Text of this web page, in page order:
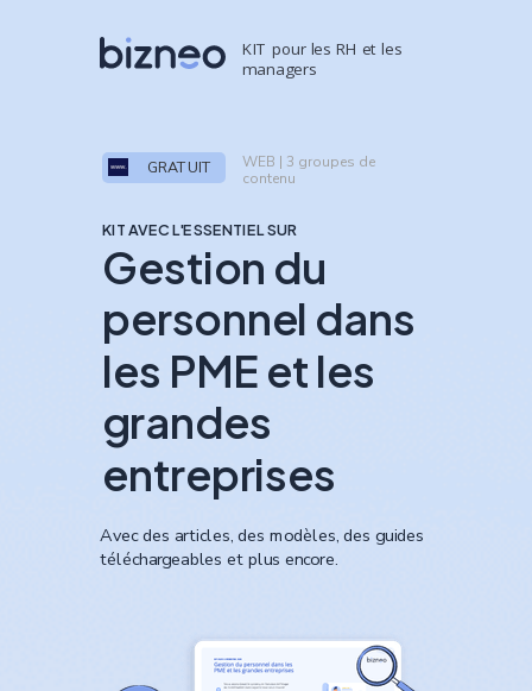
KIT pour les RH et les
managers
GRATUIT
WEB | 3 groupes de
contenu
KIT AVEC L'ESSENTIEL SUR
Gestion du
personnel dans
les PME et les
grandes
entreprises
Avec des articles, des modèles, des guides
téléchargeables et plus encore.